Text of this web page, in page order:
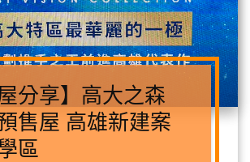
屋分享】高大之森
售屋 高雄新建案
區